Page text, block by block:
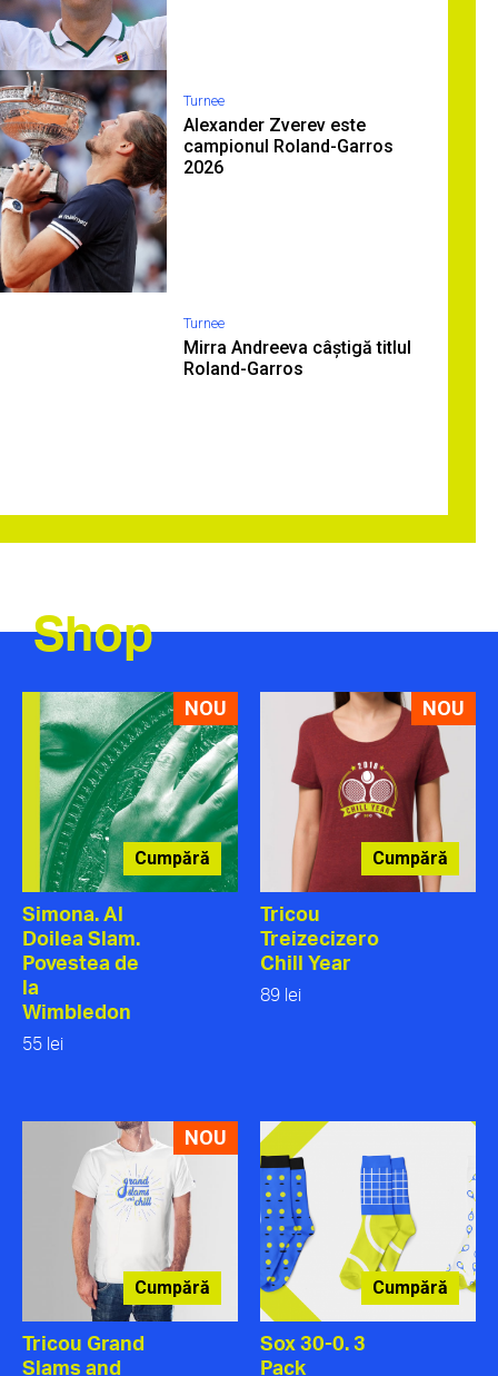
Turnee
Alexander Zverev este
campionul Roland-Garros
2026
Turnee
Mirra Andreeva câștigă titlul
Roland-Garros
Shop
NOU
Cumpără
Simona. Al
Doilea Slam.
Povestea de
la
Wimbledon
55 lei
NOU
Cumpără
Tricou
Treizecizero
Chill Year
89 lei
NOU
Cumpără
Tricou Grand
Slams and
Cumpără
Sox 30-0. 3
Pack